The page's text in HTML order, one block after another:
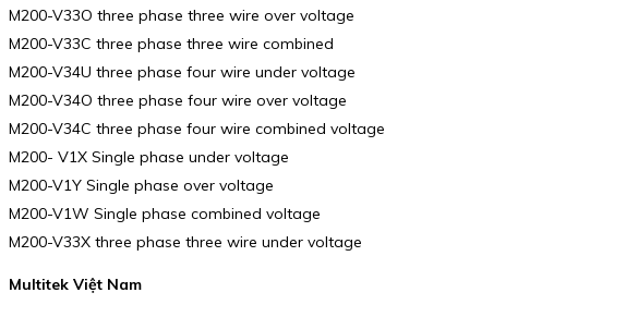
M200-V33O three phase three wire over voltage
M200-V33C three phase three wire combined
M200-V34U three phase four wire under voltage
M200-V34O three phase four wire over voltage
M200-V34C three phase four wire combined voltage
M200- V1X Single phase under voltage
M200-V1Y Single phase over voltage
M200-V1W Single phase combined voltage
M200-V33X three phase three wire under voltage
Multitek Việt Nam